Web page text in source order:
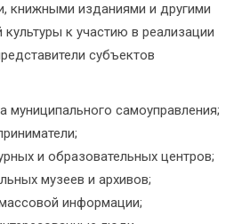
книжными изданиями и другими
к участию в реализации
субъектов
муниципального самоуправления;
и образовательных центров;
музеев и архивов;
информации;